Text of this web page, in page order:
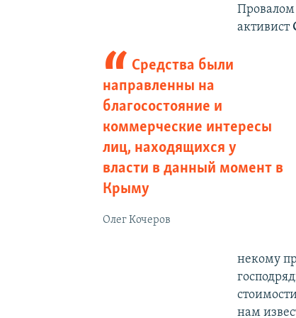
активист
Средства были
направленны на
благосостояние и
коммерческие интересы
лиц, находящихся у
власти в данный момент в
Крыму
Олег Кочеров
некому
нам